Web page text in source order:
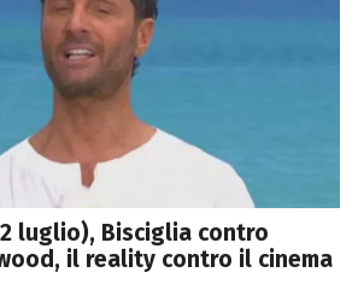
luglio), Bisciglia contro
il reality contro il cinema